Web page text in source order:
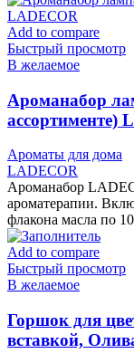
Add to compare
Быстрый просмотр
В желаемое
Ароманабор
ассортименте)
Ароматы для дома
LADECOR
Ароманабор
ароматерапии.
флакона масла по
Add to compare
Быстрый просмотр
В желаемое
Горшок для
вставкой,